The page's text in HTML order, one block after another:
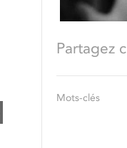
Partagez
Mots-clés